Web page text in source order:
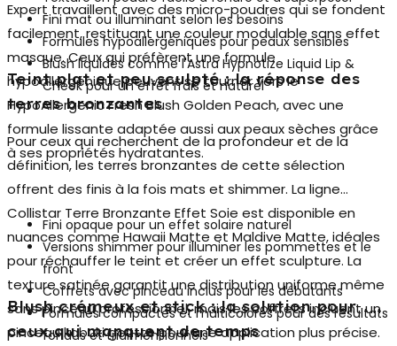
Expert travaillent avec des micro-poudres qui se fondent
facilement, restituant une couleur modulable sans effet
masque. Ceux qui préfèrent une formule
hypoallergénique peuvent se tourner vers le
HypoAllergenic Fresh Blush Golden Peach, avec une
formule lissante adaptée aussi aux peaux sèches grâce
à ses propriétés hydratantes.
Fini mat ou illuminant selon les besoins
Formules hypoallergéniques pour peaux sensibles
Blush liquides comme l'Astra Hypnotize Liquid Lip &
Cheek pour un effet frais et naturel
Teint plat et peu sculpté : la réponse des
terres bronzantes
Pour ceux qui recherchent de la profondeur et de la
définition, les terres bronzantes de cette sélection
offrent des finis à la fois mats et shimmer. La ligne
Collistar Terre Bronzante Effet Soie est disponible en
nuances comme Hawaii Matte et Maldive Matte, idéales
pour réchauffer le teint et créer un effet sculpture. La
texture satinée garantit une distribution uniforme même
sans pinceau professionnel, mais les coffrets incluent un
pinceau kabuki goutte pour une application plus précise.
Fini opaque pour un effet solaire naturel
Versions shimmer pour illuminer les pommettes et le
front
Coffrets avec pinceau inclus pour les débutants
Formules compactes et multicolores pour des résultats
fondus et tridimensionnels
Blush crémeux et stick : la solution pour
ceux qui manquent de temps